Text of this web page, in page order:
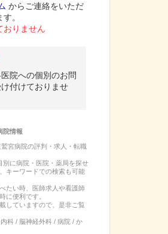
からご連絡をいただ
。
おりません
院への個別のお問
付けておりませ
院情報
鷲宮病院の評判・求人・転職
に病院・医院・薬局を探せ
キーワードでの検索も可能
たい時、医師求人や看護師
に便利です。
していますので、是非ご覧
科 / 脳神経外科 / 病院 / か